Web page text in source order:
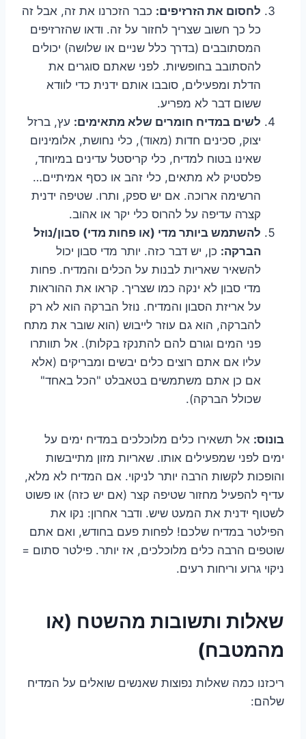
לחסום את הזרזיפים: כבר הזכרנו את זה, אבל זה
כל כך חשוב שצריך לחזור על זה. ודאו שהזרזיפים
המסתובבים (בדרך כלל שניים או שלושה) יכולים
להסתובב בחופשיות. לפני שאתם סוגרים את
הדלת ומפעילים, סובבו אותם ידנית כדי לוודא
ששום דבר לא מפריע.
לשים במדיח חומרים שלא מתאימים: עץ, ברזל
יצוק, סכינים חדות (מאוד), כלי נחושת, אלומיניום
שאינו בטוח למדיח, כלי קריסטל עדינים במיוחד,
פלסטיק לא מתאים, כלי זהב או כסף אמיתיים…
הרשימה ארוכה. אם יש ספק, ותרו. שטיפה ידנית
קצרה עדיפה על להרוס כלי יקר או אהוב.
להשתמש ביותר מדי (או פחות מדי) סבון/נוזל
הברקה: כן, יש דבר כזה. יותר מדי סבון יכול
להשאיר שאריות לבנות על הכלים והמדיח. פחות
מדי סבון לא ינקה כמו שצריך. קראו את ההוראות
על אריזת הסבון והמדיח. נוזל הברקה הוא לא רק
להברקה, הוא גם עוזר לייבוש (הוא שובר את מתח
פני המים וגורם להם להתנקז בקלות). אל תוותרו
עליו אם אתם רוצים כלים יבשים ומבריקים (אלא
אם כן אתם משתמשים בטאבלט "הכל באחד"
שכולל הברקה).
בונוס: אל תשאירו כלים מלוכלכים במדיח ימים על
ימים לפני שמפעילים אותו. שאריות מזון מתייבשות
והופכות לקשות הרבה יותר לניקוי. אם המדיח לא מלא,
עדיף להפעיל מחזור שטיפה קצר (אם יש כזה) או פשוט
לשטוף ידנית את המעט שיש. ודבר אחרון: נקו את
הפילטר במדיח שלכם! לפחות פעם בחודש, ואם אתם
שוטפים הרבה כלים מלוכלכים, אז יותר. פילטר סתום =
ניקוי גרוע וריחות רעים.
שאלות ותשובות מהשטח (או
מהמטבח)
ריכזנו כמה שאלות נפוצות שאנשים שואלים על המדיח
שלהם: